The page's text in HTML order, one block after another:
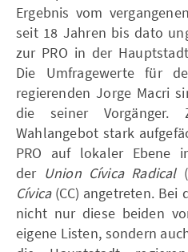
Ergebnis vom
seit 18 Jahren bis dato
zur PRO in der
Die Umfragewerte für
regierenden Jorge Macri
die seiner
Wahlangebot stark
PRO auf lokaler Ebene
der Union Cívica Radical
Cívica(CC) angetreten. Bei
nicht nur diese beiden
eigene Listen, sondern